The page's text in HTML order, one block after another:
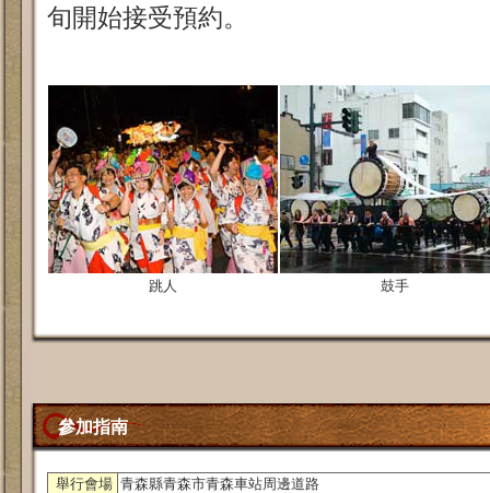
旬開始接受預約。
跳人 鼓手
參加指南
舉行會場 青森縣青森市青森車站周邊道路